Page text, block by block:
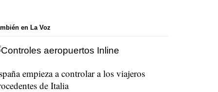
en La Voz
empieza a controlar a los viajeros
de Italia